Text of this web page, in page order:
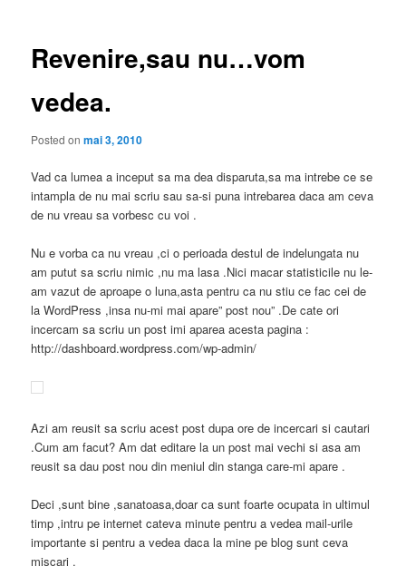
Revenire,sau nu…vom
vedea.
Posted onmai 3, 2010
Vad ca lumea a inceput sa ma dea disparuta,sa ma intrebe ce se
intampla de nu mai scriu sau sa-si puna intrebarea daca am ceva
de nu vreau sa vorbesc cu voi .
Nu e vorba ca nu vreau ,ci o perioada destul de indelungata nu
am putut sa scriu nimic ,nu ma lasa .Nici macar statisticile nu le-
am vazut de aproape o luna,asta pentru ca nu stiu ce fac cei de
la WordPress ,insa nu-mi mai apare” post nou” .De cate ori
incercam sa scriu un post imi aparea acesta pagina :
http://dashboard.wordpress.com/wp-admin/
Azi am reusit sa scriu acest post dupa ore de incercari si cautari
.Cum am facut? Am dat editare la un post mai vechi si asa am
reusit sa dau post nou din meniul din stanga care-mi apare .
Deci ,sunt bine ,sanatoasa,doar ca sunt foarte ocupata in ultimul
timp ,intru pe internet cateva minute pentru a vedea mail-urile
importante si pentru a vedea daca la mine pe blog sunt ceva
miscari .